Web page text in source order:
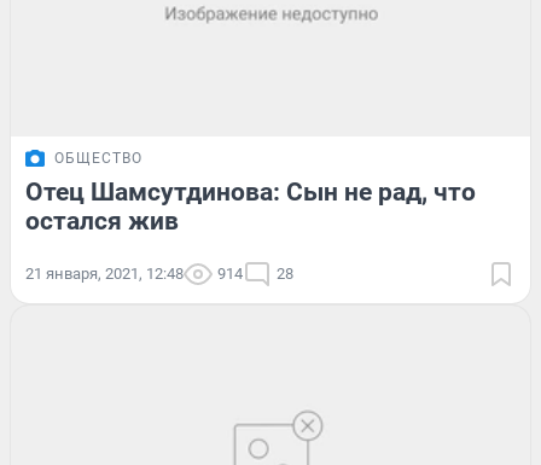
ОБЩЕСТВО
Отец Шамсутдинова: Сын не рад, что
остался жив
21 января, 2021, 12:48 914 28